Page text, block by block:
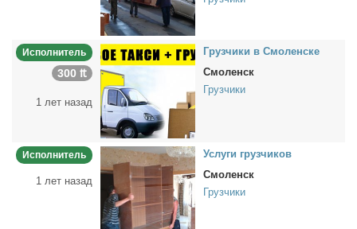
Исполнитель
300 ₶
1 лет назад
Груз­чи­ки в Смо­лен­ске
Смоленск
Грузчики
Исполнитель
1 лет назад
Услу­ги груз­чи­ков
Смоленск
Грузчики